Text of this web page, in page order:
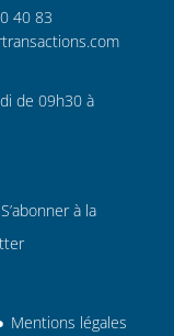
40 83
de 09h30 à
S’abonner à la
Mentions légales